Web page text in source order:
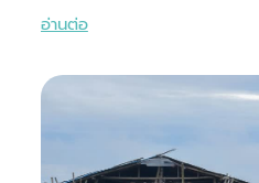
อ่านต่อ